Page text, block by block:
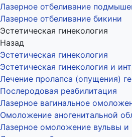
Лазерное отбеливание
Лазерное отбеливание бикини
Эстетическая гинекология
Назад
Эстетическая гинекология
Эстетическая гинекология и
Лечение пролапса (опущения)
Послеродовая реабилитация
Лазерное вагинальное
Омоложение аногенитальной
Лазерное омоложение вульвы и